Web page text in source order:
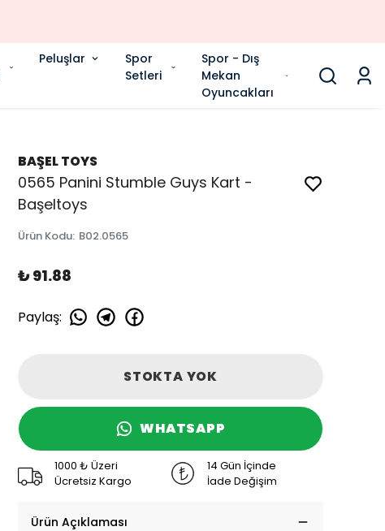
Peluşlar
Spor
Setleri
Spor - Dış
Mekan
Oyuncakları
BAŞEL TOYS
0565 Panini Stumble Guys Kart -
Başeltoys
Ürün Kodu: B02.0565
₺ 91.88
Paylaş:
STOKTA YOK
WHATSAPP
1000 ₺ Üzeri
Ücretsiz Kargo
14 Gün İçinde
İade Değişim
Ürün Açıklaması